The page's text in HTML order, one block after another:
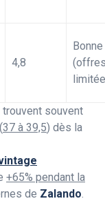
4,8
Bonne
trouvent souvent
37 à 39,5) dès la
+65% pendant la
de Zalando